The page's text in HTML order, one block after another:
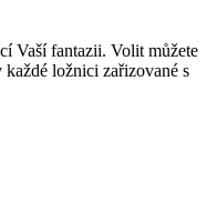
Vaší fantazii. Volit můžete
ložnici zařizované s